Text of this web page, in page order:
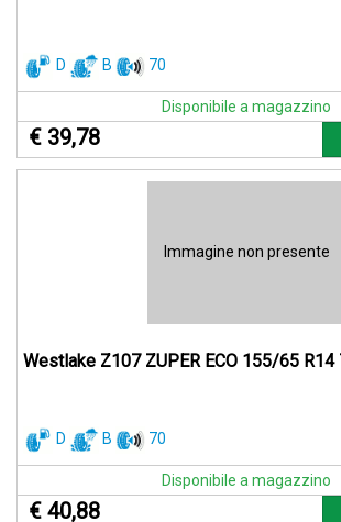
D B 70
Disponibile a magazzino
€ 39,78
Immagine non presente
Westlake Z107 ZUPER ECO 155/65 R14
D B 70
Disponibile a magazzino
€ 40,88